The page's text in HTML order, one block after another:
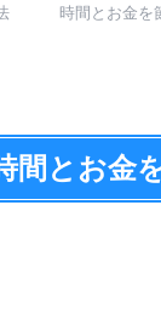
時間とお金を
間とお金